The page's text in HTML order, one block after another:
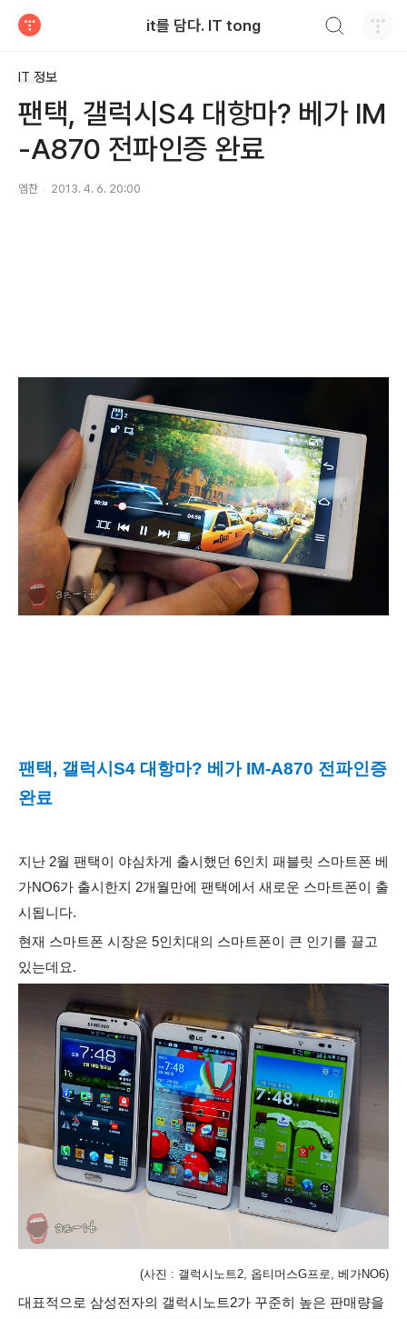
it를 담다. IT tong
IT 정보
팬택, 갤럭시S4 대항마? 베가 IM
-A870 전파인증 완료
엠찬 2013. 4. 6. 20:00
팬택, 갤럭시S4 대항마? 베가 IM-A870 전파인증
완료
지난 2월 팬택이 야심차게 출시했던 6인치 패블릿 스마트폰 베
가NO6가 출시한지 2개월만에 팬택에서 새로운 스마트폰이 출
시됩니다.
현재 스마트폰 시장은 5인치대의 스마트폰이 큰 인기를 끌고
있는데요.
(사진 : 갤럭시노트2, 옵티머스G프로, 베가NO6)
대표적으로 삼성전자의 갤럭시노트2가 꾸준히 높은 판매량을